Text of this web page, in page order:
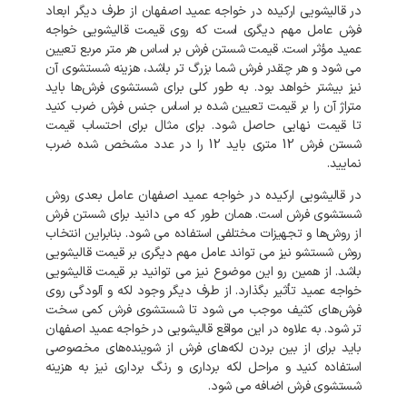
در قالیشویی ارکیده در خواجه عمید اصفهان از طرف دیگر ابعاد
فرش عامل مهم دیگری است که روی قیمت قالیشویی خواجه
عمید مؤثر است.قیمت شستن فرش بر اساس هر متر مربع تعیین
می شود و هر چقدر فرش شما بزرگ تر باشد، هزینه شستشوی آن
نیز بیشتر خواهد بود. به طور کلی برای شستشوی فرش‌ها باید
متراژ آن را بر قیمت تعیین شده بر اساس جنس فرش ضرب کنید
تا قیمت نهایی حاصل شود. برای مثال برای احتساب قیمت
شستن فرش متری باید را در عدد مشخص شده ضرب
نمایید.
در قالیشویی ارکیده در خواجه عمید اصفهان عامل بعدی روش
شستشوی فرش است.همان طور که می دانید برای شستن فرش
از روش‌ها و تجهیزات مختلفی استفاده می شود. بنابراین انتخاب
روش شستشو نیز می تواند عامل مهم دیگری بر قیمت قالیشویی
باشد. از همین رو این موضوع نیز می توانید بر قیمت قالیشویی
خواجه عمید تأثیر بگذارد. از طرف دیگر وجود لکه و آلودگی روی
فرش‌های کثیف موجب می شود تا شستشوی فرش کمی سخت
تر شود. به علاوه در این مواقع قالیشویی در خواجه عمید اصفهان
باید برای از بین بردن لکه‌های فرش از شوینده‌های مخصوصی
استفاده کنید و مراحل لکه برداری و رنگ برداری نیز به هزینه
شستشوی فرش اضافه می شود.